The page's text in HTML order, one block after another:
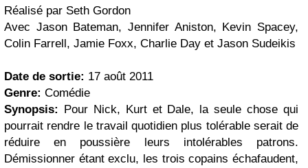
Réalisé par Seth Gordon
Avec Jason Bateman, Jennifer Aniston, Kevin Spacey,
Colin Farrell, Jamie Foxx, Charlie Day et Jason Sudeikis
Date de sortie: 17 août 2011
Genre: Comédie
Synopsis:
Pour Nick, Kurt et Dale, la seule chose qui
pourrait rendre le travail quotidien plus tolérable serait de
réduire en poussière leurs intolérables patrons.
Démissionner étant exclu, les trois copains échafaudent,